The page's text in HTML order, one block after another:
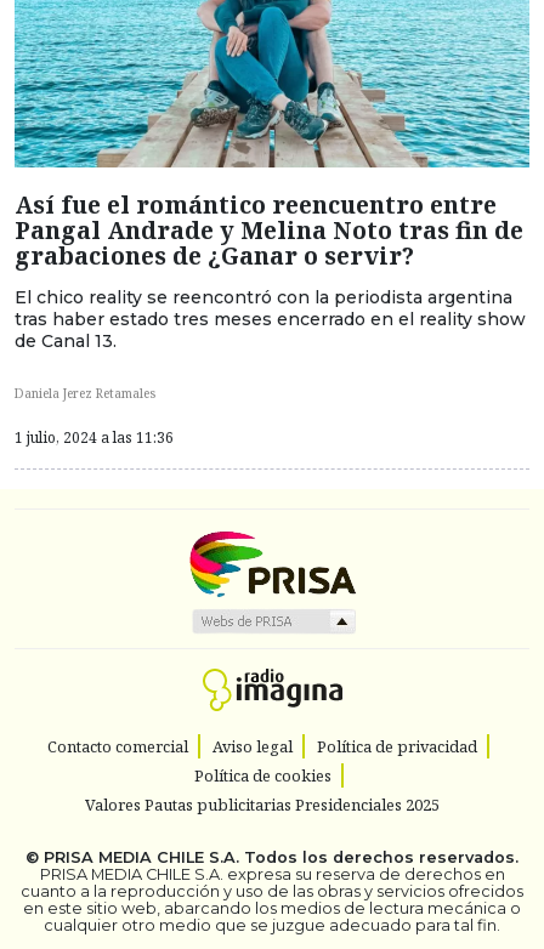
Así fue el romántico reencuentro entre
Pangal Andrade y Melina Noto tras fin de
grabaciones de ¿Ganar o servir?
El chico reality se reencontró con la periodista argentina
tras haber estado tres meses encerrado en el reality show
de Canal 13.
Daniela Jerez Retamales
1 julio, 2024 a las 11:36
Contacto comercial Aviso legal
Política de privacidad
Política de cookies
Valores Pautas publicitarias Presidenciales 2025
© PRISA MEDIA CHILE S.A. Todos los derechos reservados.
PRISA MEDIA CHILE S.A. expresa su reserva de derechos en
cuanto a la reproducción y uso de las obras y servicios ofrecidos
en este sitio web, abarcando los medios de lectura mecánica o
cualquier otro medio que se juzgue adecuado para tal fin.